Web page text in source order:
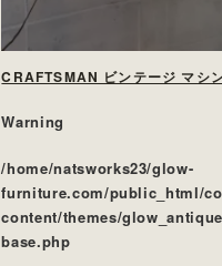
CRAFTSMAN ビンテージ マシ
Warning
/home/natsworks23/glow-
furniture.com/public_html/
content/themes/
base.php